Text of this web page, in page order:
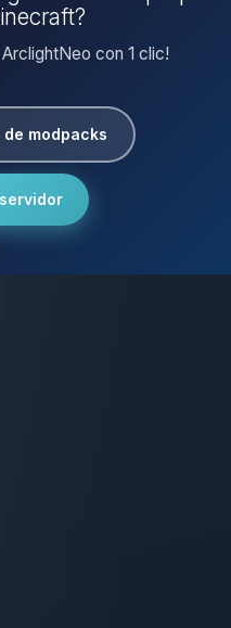
con 1 clic!
modpacks